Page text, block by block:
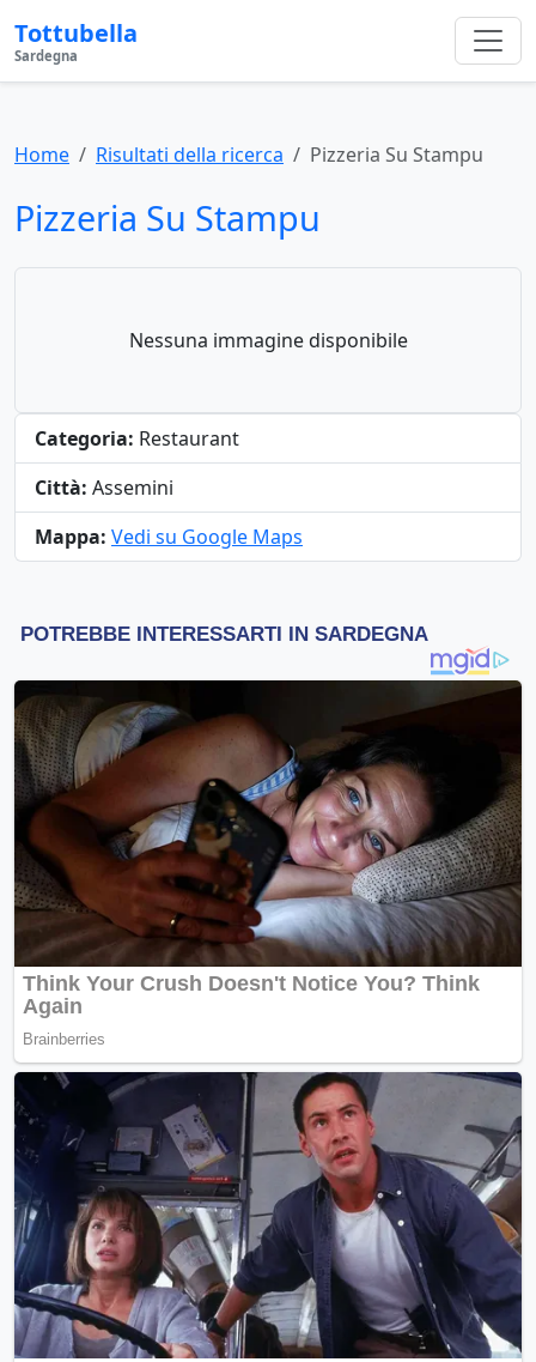
Tottubella
Sardegna
Home Risultati della ricerca Pizzeria Su Stampu
Pizzeria Su Stampu
Nessuna immagine disponibile
Categoria: Restaurant
Città: Assemini
Mappa: Vedi su Google Maps